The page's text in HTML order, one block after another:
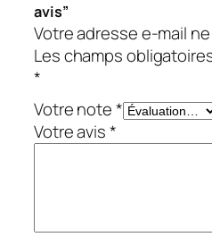
avis”
Votre adresse e-mail
Les champs
*
Votre note*
Votre avis*